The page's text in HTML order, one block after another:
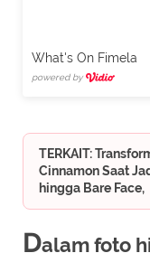
What's On Fimela
powered by
TERKAIT:
Cinnamon Saat
hingga Bare Face,
Dalam foto